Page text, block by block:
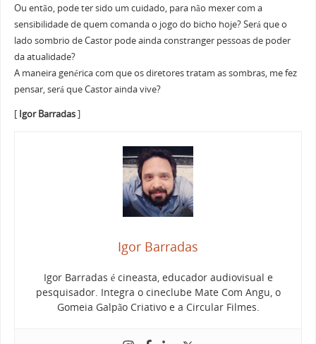
Ou então, pode ter sido um cuidado, para não mexer com a
sensibilidade de quem comanda o jogo do bicho hoje? Será que o
lado sombrio de Castor pode ainda constranger pessoas de poder
da atualidade?
A maneira genérica com que os diretores tratam as sombras, me fez
pensar, será que Castor ainda vive?
[Igor Barradas]
Igor Barradas
Igor Barradas é cineasta, educador audiovisual e
pesquisador. Integra o cineclube Mate Com Angu, o
Gomeia Galpão Criativo e a Circular Filmes.